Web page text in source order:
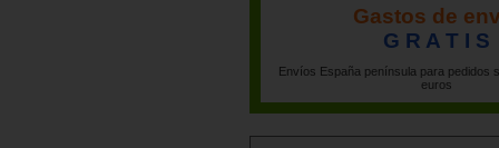
Gastos de
G R A T I S
Envíos España península para pedidos
euros